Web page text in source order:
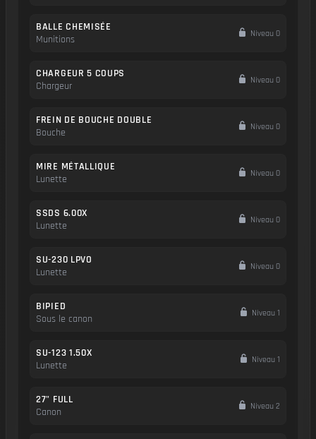
BALLE CHEMISÉE
Munitions
Niveau 0
CHARGEUR 5 COUPS
Chargeur
Niveau 0
FREIN DE BOUCHE DOUBLE
Bouche
Niveau 0
MIRE MÉTALLIQUE
Lunette
Niveau 0
SSDS 6.00X
Lunette
Niveau 0
SU-230 LPVO
Lunette
Niveau 0
BIPIED
Sous le canon
Niveau 1
SU-123 1.50X
Lunette
Niveau 1
27" FULL
Canon
Niveau 2